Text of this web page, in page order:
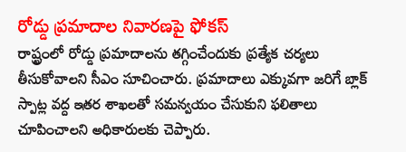
రోడ్డు ప్రమాదాల నివారణపై ఫోకస్
రాష్ట్రంలో రోడ్డు ప్రమాదాలను తగ్గించేందుకు ప్రత్యేక చర్యలు
తీసుకోవాలని సీఎం సూచించారు. ప్రమాదాలు ఎక్కువగా జరిగే బ్లాక్
స్పాట్ల వద్ద ఇతర శాఖలతో సమన్వయం చేసుకుని ఫలితాలు
చూపించాలని అధికారులకు చెప్పారు.